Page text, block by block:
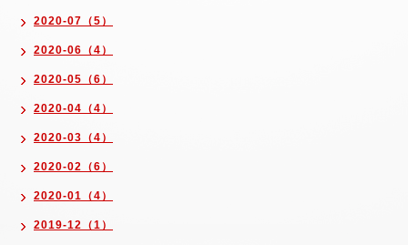
2020-07（5）
2020-06（4）
2020-05（6）
2020-04（4）
2020-03（4）
2020-02（6）
2020-01（4）
2019-12（1）